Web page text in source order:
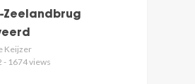
Zeelandbrug
Keijzer
- 1674 views